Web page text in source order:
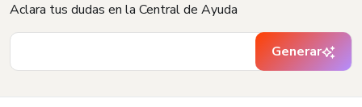
Aclara tus dudas en la Central de Ayuda
Generar